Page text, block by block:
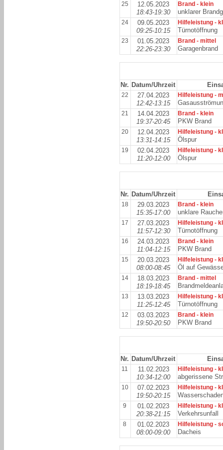
25
12.05.2023
18:43-19:30
Brand - klein
unklarer
24
09.05.2023
09:25-10:15
Hilfeleistung -
Türnotöffnung
23
01.05.2023
22:26-23:30
Brand - mittel
Garagenbrand
Nr. Datum/Uhrzeit
22
27.04.2023
12:42-13:15
Hilfeleistung -
21
14.04.2023
19:37-20:45
Brand - klein
PKW Brand
20
12.04.2023
13:31-14:15
Hilfeleistung -
Ölspur
19
02.04.2023
11:20-12:00
Hilfeleistung -
Ölspur
Nr. Datum/Uhrzeit
18
29.03.2023
15:35-17:00
Brand - klein
unklare
17
27.03.2023
11:57-12:30
Hilfeleistung -
Türnotöffnung
16
24.03.2023
11:04-12:15
Brand - klein
PKW Brand
15
20.03.2023
08:00-08:45
Hilfeleistung -
Öl auf
14
18.03.2023
18:19-18:45
Brand - mittel
13
13.03.2023
11:25-12:45
Hilfeleistung -
Türnotöffnung
12
03.03.2023
19:50-20:50
Brand - klein
PKW Brand
Nr. Datum/Uhrzeit
11
11.02.2023
10:34-12:00
Hilfeleistung -
abgerissene
10
07.02.2023
19:50-20:15
Hilfeleistung -
9
01.02.2023
20:38-21:15
Hilfeleistung -
Verkehrsunfall
8
01.02.2023
08:00-09:00
Hilfeleistung -
Dacheis